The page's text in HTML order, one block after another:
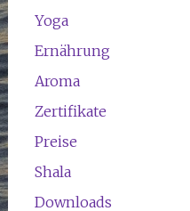
Yoga
Ernährung
Aroma
Zertifikate
Preise
Shala
Downloads